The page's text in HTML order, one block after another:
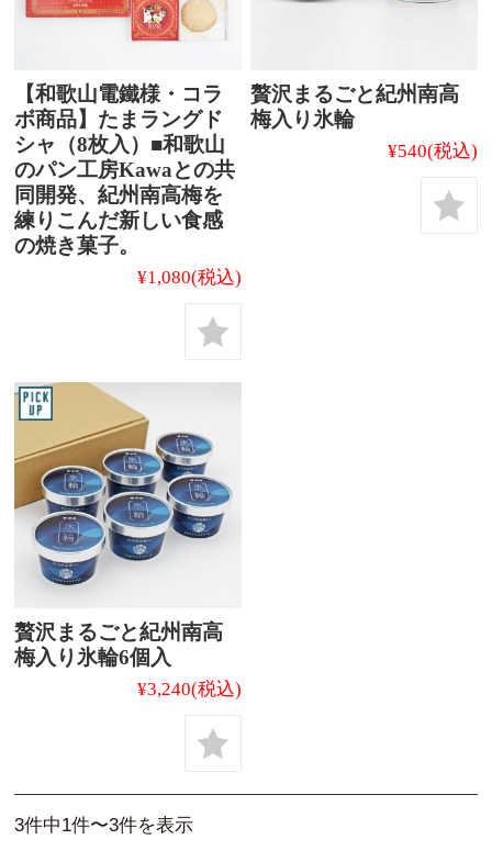
【和歌山電鐵様・コラ
ボ商品】たまラングド
シャ（8枚入）■和歌山
のパン工房Kawaとの共
同開発、紀州南高梅を
練りこんだ新しい食感
の焼き菓子。
¥1,080(税込)
贅沢まるごと紀州南高
梅入り氷輪
¥540(税込)
贅沢まるごと紀州南高
梅入り氷輪6個入
¥3,240(税込)
3件中1件〜3件を表示